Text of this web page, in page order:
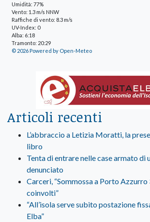
Umidità: 77%
Vento: 1.3 m/s NNW
Raffiche di vento: 8.3 m/s
UV-Index: 0
Alba: 6:18
Tramonto: 20:29
© 2026 Powered by Open-Meteo
Articoli recenti
L’abbraccio a Letizia Moratti, la
libro
Tenta di entrare nelle case armato di
denunciato
Carceri, “Sommossa a Porto
coinvolti”
“All’isola serve subito postazione
Elba”